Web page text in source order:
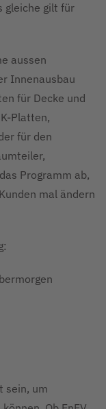
gleiche gilt für
aussen
Innenausbau
für Decke und
Platten,
für den
Programm ab,
mal ändern
sein, um